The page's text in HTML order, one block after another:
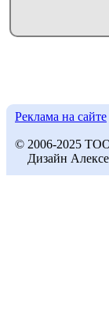
Реклама на сайте
© 2006-2025
Дизайн